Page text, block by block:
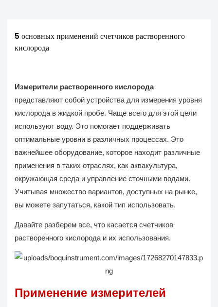
5 основных применений счетчиков растворенного
кислорода
Измерители растворенного кислорода
представляют собой устройства для измерения уровня
кислорода в жидкой пробе. Чаще всего для этой цели
используют воду. Это помогает поддерживать
оптимальные уровни в различных процессах. Это
важнейшее оборудование, которое находит различные
применения в таких отраслях, как аквакультура,
окружающая среда и управление сточными водами.
Учитывая множество вариантов, доступных на рынке,
вы можете запутаться, какой тип использовать.
Давайте разберем все, что касается счетчиков
растворенного кислорода и их использования.
Применение измерителей